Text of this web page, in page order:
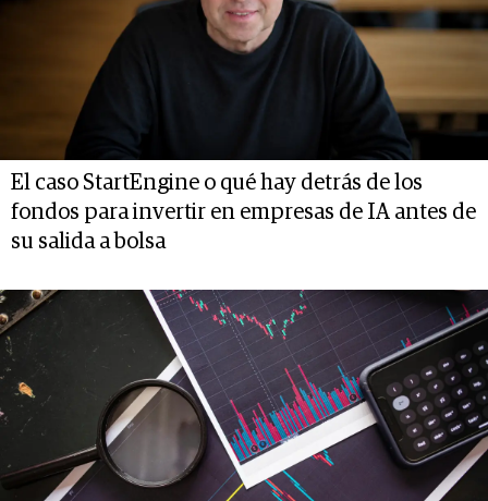
El caso StartEngine o qué hay detrás de los
fondos para invertir en empresas de IA antes de
su salida a bolsa